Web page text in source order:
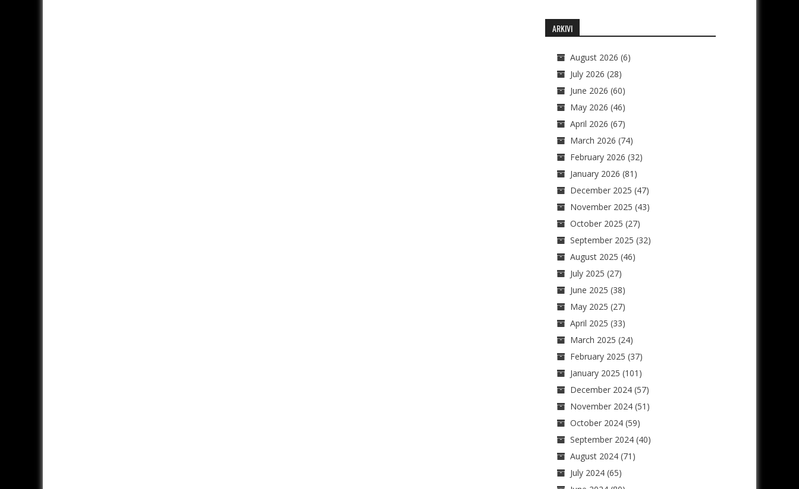
ARKIVI
August 2026 (6)
July 2026 (28)
June 2026 (60)
May 2026 (46)
April 2026 (67)
March 2026 (74)
February 2026 (32)
January 2026 (81)
December 2025 (47)
November 2025 (43)
October 2025 (27)
September 2025 (32)
August 2025 (46)
July 2025 (27)
June 2025 (38)
May 2025 (27)
April 2025 (33)
March 2025 (24)
February 2025 (37)
January 2025 (101)
December 2024(57)
November 2024(51)
October 2024(59)
September 2024(40)
August 2024(71)
July 2024(65)